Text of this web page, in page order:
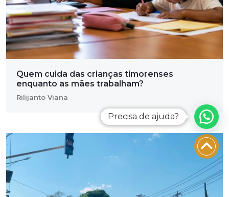
Quem cuida das crianças timorenses
enquanto as mães trabalham?
Rilijanto Viana
Precisa de ajuda?